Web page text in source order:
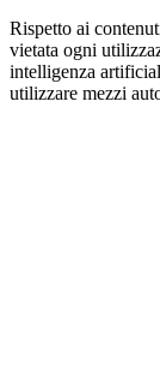
Rispetto ai
vietata ogni
intelligenza
utilizzare mezzi